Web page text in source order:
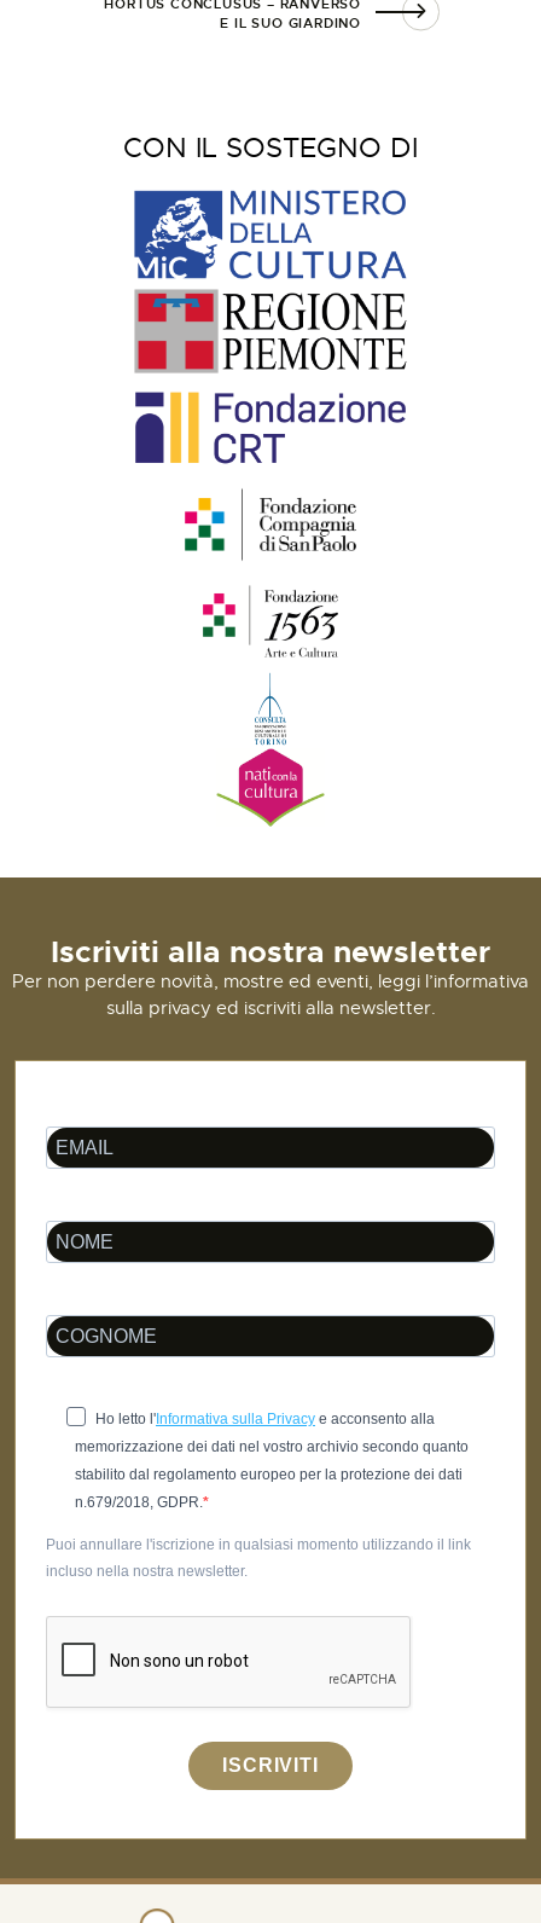
HORTUS CONCLUSUS – RANVERSO
E IL SUO GIARDINO
CON IL SOSTEGNO DI
Iscriviti alla nostra newsletter
Per non perdere novità, mostre ed eventi, leggi l’informativa
sulla privacy ed iscriviti alla newsletter.
Ho letto l' Informativa sulla Privacy e acconsento alla
memorizzazione dei dati nel vostro archivio secondo quanto
stabilito dal regolamento europeo per la protezione dei dati
n.679/2018, GDPR.
Puoi annullare l'iscrizione in qualsiasi momento utilizzando il link
incluso nella nostra newsletter.
ISCRIVITI